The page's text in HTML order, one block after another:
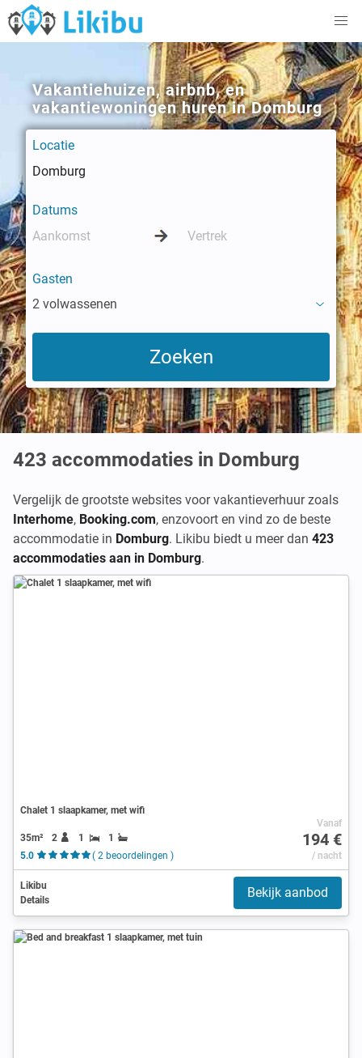
Vakantiehuizen, airbnb, en
vakantiewoningen huren in Domburg
Locatie
Datums
Gasten
2 volwassenen
423 accommodaties in Domburg
Vergelijk de grootste websites voor vakantieverhuur zoals
Interhome, Booking.com, enzovoort en vind zo de beste
accommodatie in Domburg. Likibu biedt u meer dan 423
accommodaties aan in Domburg.
Chalet 1 slaapkamer, met wifi
35m² 2 1
1
5.0
( 2 beoordelingen )
Vanaf
194 €
/ nacht
Likibu
Details
Bekijk aanbod